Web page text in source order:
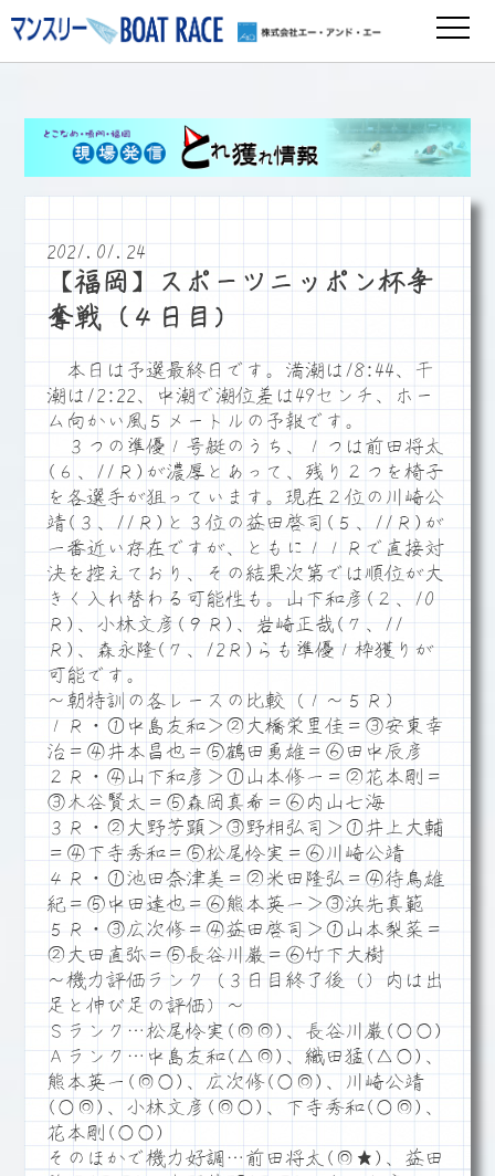
2021.01.24
【福岡】スポーツニッポン杯争
奪戦（４日目）
本日は予選最終日です。満潮は18:44、干
潮は12:22、中潮で潮位差は49センチ、ホー
ム向かい風５メートルの予報です。
３つの準優１号艇のうち、１つは前田将太
(６、11Ｒ)が濃厚とあって、残り２つを椅子
を各選手が狙っています。現在２位の川崎公
靖(３、11Ｒ)と３位の益田啓司(５、11Ｒ)が
一番近い存在ですが、ともに１１Ｒで直接対
決を控えており、その結果次第では順位が大
きく入れ替わる可能性も。山下和彦(２、10
Ｒ)、小林文彦(９Ｒ)、岩崎正哉(７、11
Ｒ)、森永隆(７、12Ｒ)らも準優１枠獲りが
可能です。
～朝特訓の各レースの比較（１～５Ｒ）
１Ｒ・①中島友和＞②大橋栄里佳＝③安東幸
治＝④井本昌也＝⑤鶴田勇雄＝⑥田中辰彦
２Ｒ・④山下和彦＞①山本修一＝②花本剛＝
③木谷賢太＝⑤森岡真希＝⑥内山七海
３Ｒ・②大野芳顕＞③野相弘司＞①井上大輔
＝④下寺秀和＝⑤松尾怜実＝⑥川崎公靖
４Ｒ・①池田奈津美＝②米田隆弘＝④待鳥雄
紀＝⑤中田達也＝⑥熊本英一＞③浜先真範
５Ｒ・③広次修＝④益田啓司＞①山本梨菜＝
②大田直弥＝⑤長谷川巌＝⑥竹下大樹
～機力評価ランク（３日目終了後（）内は出
足と伸び足の評価）～
Ｓランク…松尾怜実(◎◎)、長谷川巌(○○)
Ａランク…中島友和(△◎)、織田猛(△○)、
熊本英一(◎○)、広次修(○◎)、川崎公靖
(○◎)、小林文彦(◎○)、下寺秀和(○◎)、
花本剛(○○)
そのほかで機力好調…前田将太(◎★)、益田